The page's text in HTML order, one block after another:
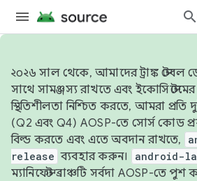
২০২৬ সাল থেকে, আমাদের ট্রাঙ্ক
সাথে সামঞ্জস্য রাখতে এবং ইকোসিস্টেমের
স্থিতিশীলতা নিশ্চিত করতে, আমরা প্রতি
(Q2 এবং Q4) AOSP-তে সোর্স কোড
বিল্ড করতে এবং এতে অবদান রাখতে,
release ব্যবহার করুন। android-
ম্যানিফেস্ট ব্রাঞ্চটি সর্বদা AOSP-তে পুশ